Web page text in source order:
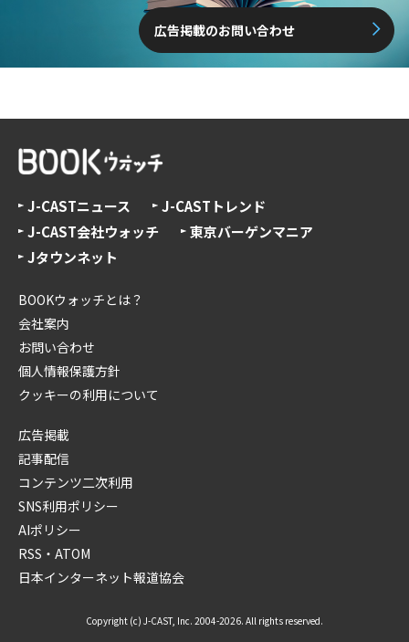
広告掲載のお問い合わせ
J-CASTニュース
J-CASTトレンド
J-CAST会社ウォッチ
東京バーゲンマニア
Jタウンネット
BOOKウォッチとは？
会社案内
お問い合わせ
個人情報保護方針
クッキーの利用について
広告掲載
記事配信
コンテンツ二次利用
SNS利用ポリシー
AIポリシー
RSS・ATOM
日本インターネット報道協会
Copyright (c) J-CAST, Inc. 2004-2026. All rights reserved.